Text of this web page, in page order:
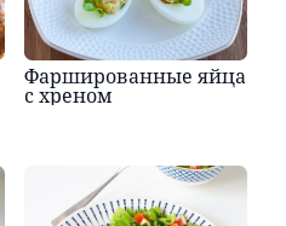
Фаршированные яйца
с хреном